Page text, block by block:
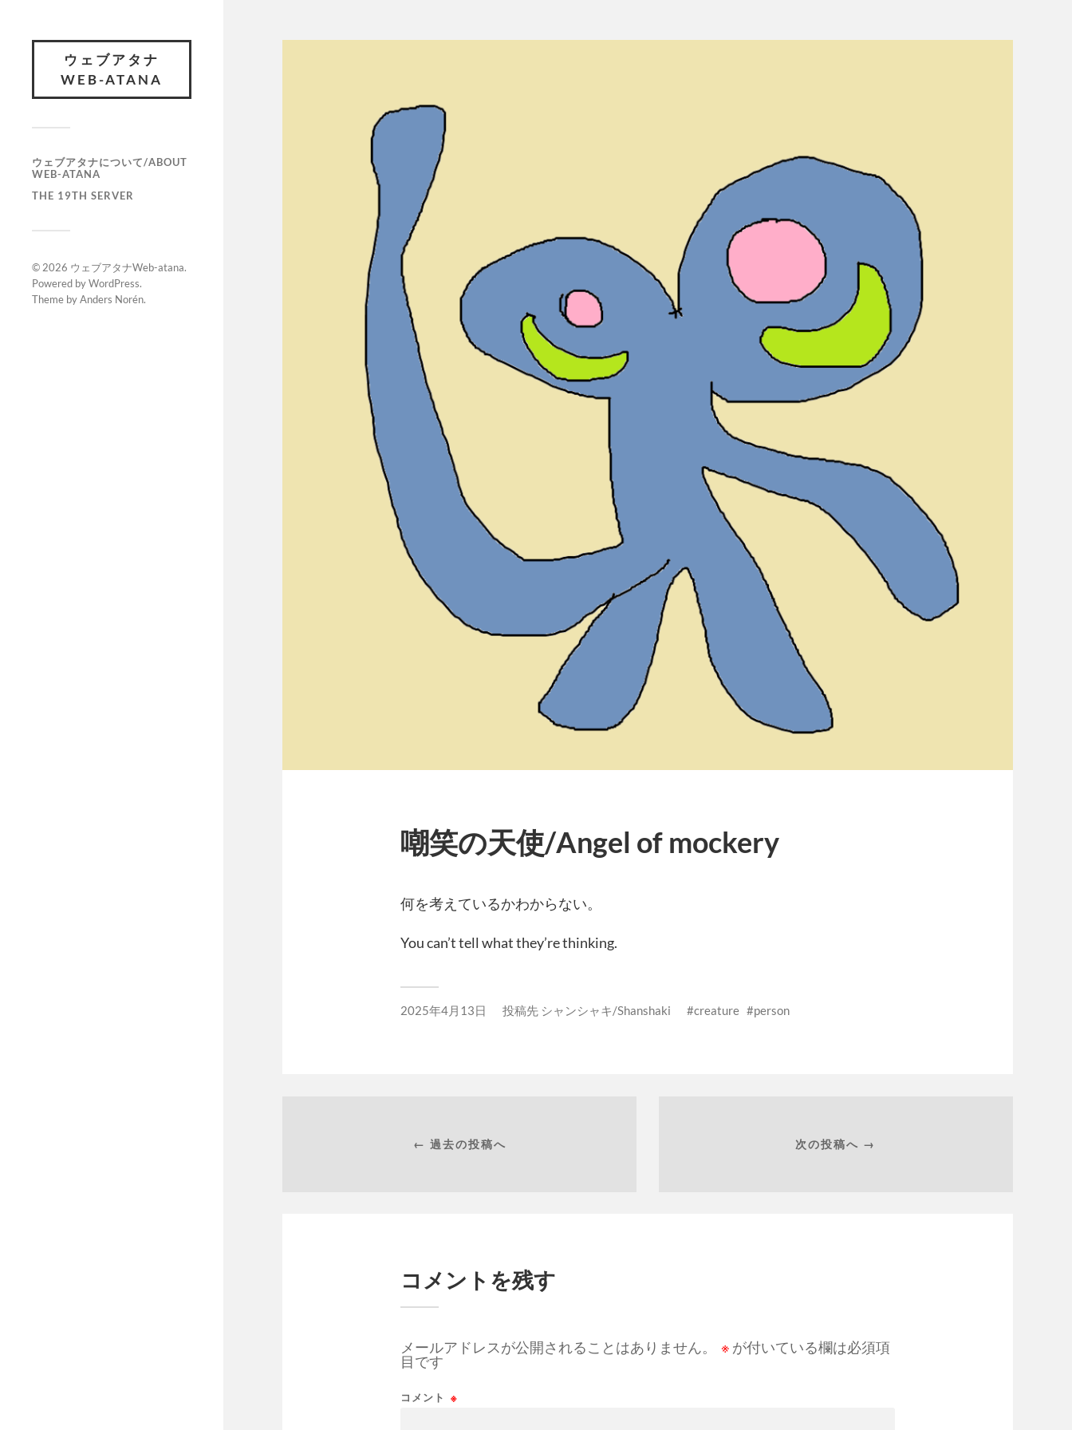
ウェブアタナ
WEB-ATANA
ウェブアタナについて/ABOUT
WEB-ATANA
THE 19TH SERVER
© 2026 ウェブアタナWeb-atana.
Powered byWordPress.
Theme byAnders Norén.
嘲笑の天使/Angel of mockery
何を考えているかわからない。
You can’t tell what they’re thinking.
2025年4月13日 投稿先 シャンシャキ/Shanshaki creature person
← 過去の投稿へ 次の投稿へ →
コメントを残す
メールアドレスが公開されることはありません。 ※ が付いている欄は必須項
目です
コメント ※